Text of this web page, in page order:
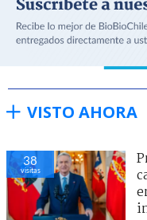
VISTO AHORA
38
visitas